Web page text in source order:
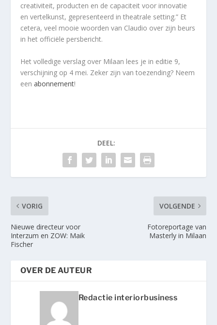
creativiteit, producten en de capaciteit voor innovatie
en vertelkunst, gepresenteerd in theatrale setting.” Et
cetera, veel mooie woorden van Claudio over zijn beurs
in het officiële persbericht.
Het volledige verslag over Milaan lees je in editie 9,
verschijning op 4 mei. Zeker zijn van toezending? Neem
eenabonnement!
DEEL:
VORIG
Nieuwe directeur voor
Interzum en ZOW: Maik
Fischer
VOLGENDE
Fotoreportage van
Masterly in Milaan
OVER DE AUTEUR
Redactie interiorbusiness